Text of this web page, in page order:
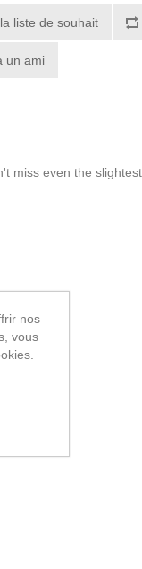
liste de souhait
un ami
miss even the
nos
vous